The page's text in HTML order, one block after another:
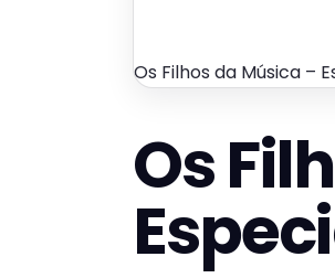
Os Filhos da Música –
Os